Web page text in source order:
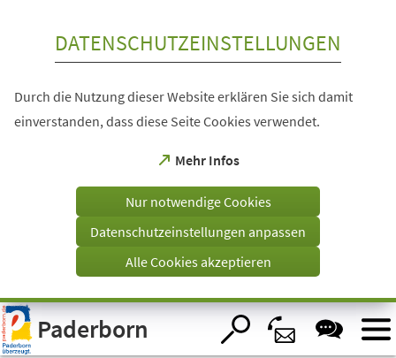
Visuelle
Assistenzsoftware
öffnen.
DATENSCHUTZEINSTELLUNGEN
Durch die Nutzung dieser Website erklären Sie sich damit
einverstanden, dass diese Seite Cookies verwendet.
Mehr Infos
(Öffnet
einem
Tab)
Nur notwendige Cookies
Datenschutzeinstellungen anpassen
Alle Cookies akzeptieren
Paderborn